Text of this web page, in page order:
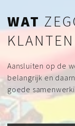
WAT
KLANTEN
Aansluiten op de
belangrijk en
goede